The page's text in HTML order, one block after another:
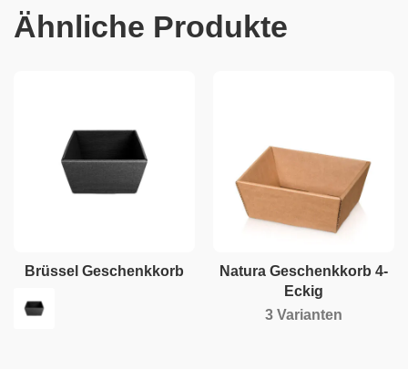
Ähnliche Produkte
Brüssel Geschenkkorb
Natura Geschenkkorb 4-
Eckig
3 Varianten